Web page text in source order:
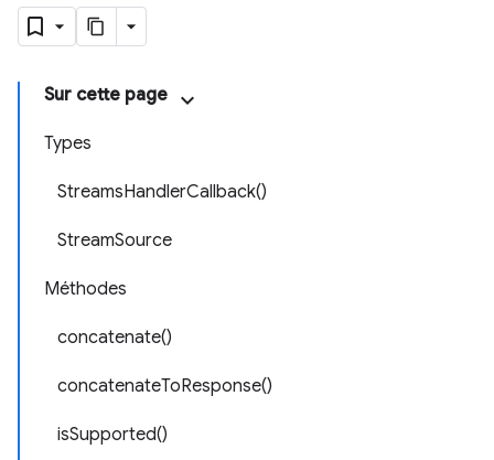
Sur cette page
Types
StreamsHandlerCallback()
StreamSource
Méthodes
concatenate()
concatenateToResponse()
isSupported()